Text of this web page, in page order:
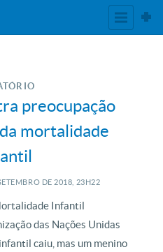
preocupação
mortalidade
DE 2018, 23H22
Infantil
das Nações Unidas
caiu, mas um menino